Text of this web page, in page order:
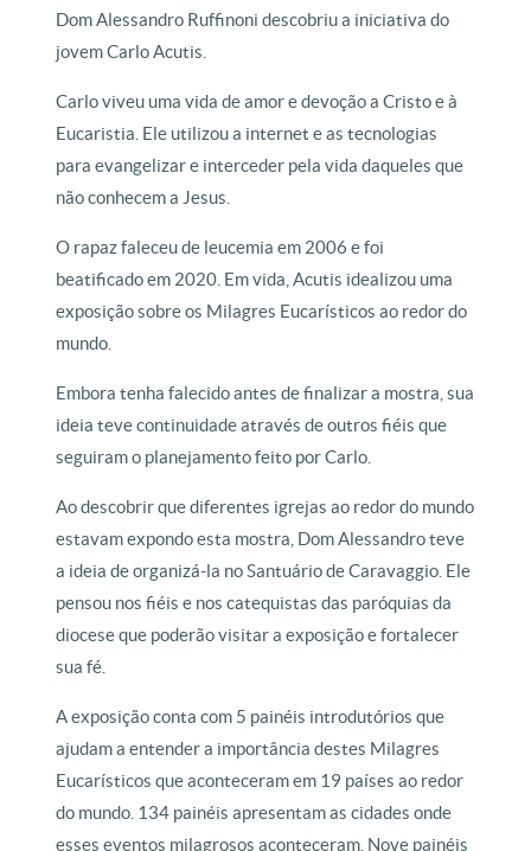
Dom Alessandro Ruffinoni descobriu a iniciativa do
jovem Carlo Acutis.
Carlo viveu uma vida de amor e devoção a Cristo e à
Eucaristia. Ele utilizou a internet e as tecnologias
para evangelizar e interceder pela vida daqueles que
não conhecem a Jesus.
O rapaz faleceu de leucemia em 2006 e foi
beatificado em 2020. Em vida, Acutis idealizou uma
exposição sobre os Milagres Eucarísticos ao redor do
mundo.
Embora tenha falecido antes de finalizar a mostra, sua
ideia teve continuidade através de outros fiéis que
seguiram o planejamento feito por Carlo.
Ao descobrir que diferentes igrejas ao redor do mundo
estavam expondo esta mostra, Dom Alessandro teve
a ideia de organizá-la no Santuário de Caravaggio. Ele
pensou nos fiéis e nos catequistas das paróquias da
diocese que poderão visitar a exposição e fortalecer
sua fé.
A exposição conta com 5 painéis introdutórios que
ajudam a entender a importância destes Milagres
Eucarísticos que aconteceram em 19 países ao redor
do mundo. 134 painéis apresentam as cidades onde
esses eventos milagrosos aconteceram. Nove painéis